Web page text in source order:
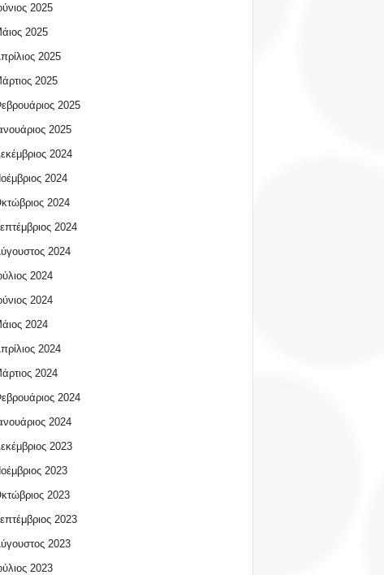
2025
2025
2025
2025
2025
2025
2024
2024
2024
2024
2024
2024
2024
2024
2024
2024
2024
2024
2023
2023
2023
2023
2023
2023